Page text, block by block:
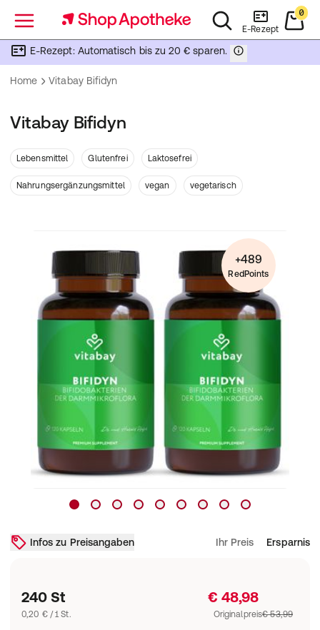
Menü E-Rezept
0
E-Rezept: Automatisch bis zu 20 € sparen.
Home Vitabay Bifidyn
Vitabay Bifidyn
Lebensmittel Glutenfrei Laktosefrei
Nahrungsergänzungsmittel vegan vegetarisch
+489
RedPoints
Infos zu Preisangaben Ihr Preis Ersparnis
240 St
0,20 € / 1 St.
€ 48,98
Originalpreis€ 53,99